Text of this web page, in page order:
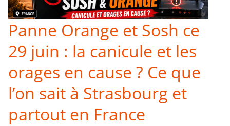
Panne Orange et Sosh ce
29 juin : la canicule et les
orages en cause ? Ce que
l’on sait à Strasbourg et
partout en France